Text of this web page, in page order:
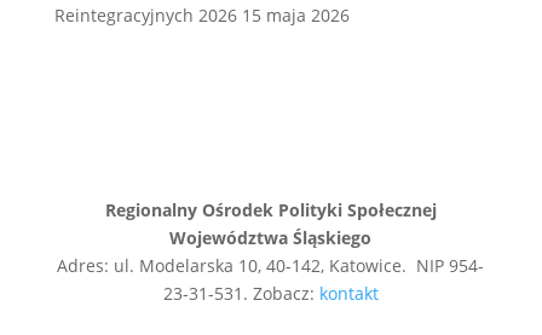
Reintegracyjnych 2026 15 maja 2026
Regionalny Ośrodek Polityki Społecznej
Województwa Śląskiego
Adres: ul. Modelarska 10, 40-142, Katowice. NIP 954-
23-31-531. Zobacz: kontakt